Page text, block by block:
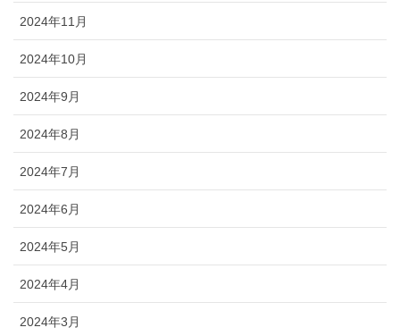
2024年11月
2024年10月
2024年9月
2024年8月
2024年7月
2024年6月
2024年5月
2024年4月
2024年3月